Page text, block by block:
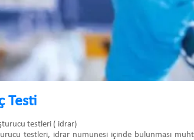
Testi
testleri ( idrar)
testleri, idrar numunesi içinde bulunması